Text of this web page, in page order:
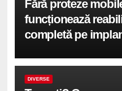
Fără proteze
funcționează
completă pe
DIVERSE